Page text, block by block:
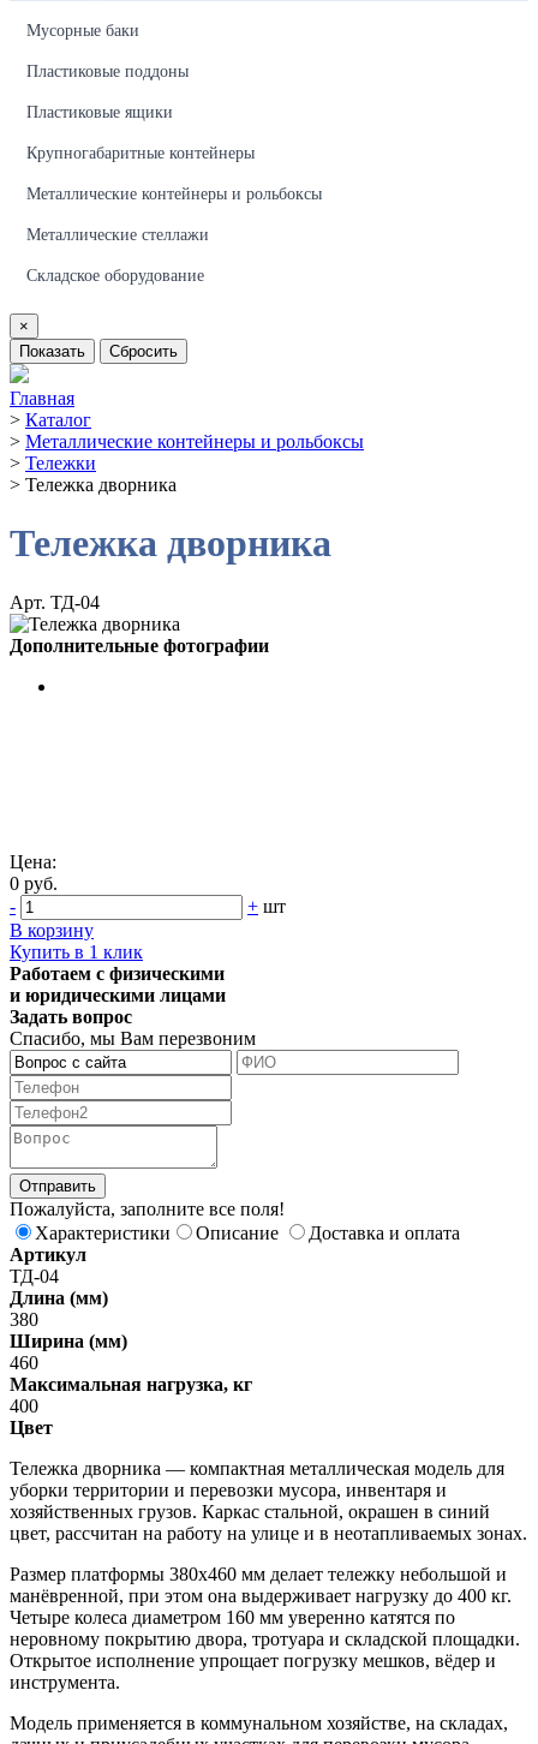
Мусорные баки
Пластиковые поддоны
Пластиковые ящики
Крупногабаритные контейнеры
Металлические контейнеры и рольбоксы
Металлические стеллажи
Складское оборудование
×
Показать
Сбросить
Главная
> Каталог
> Металлические контейнеры и рольбоксы
> Тележки
> Тележка дворника
Тележка дворника
Арт. ТД-04
Дополнительные фотографии
Цена:
0 руб.
-
+ шт
В корзину
Купить в 1 клик
Работаем с физическими
и юридическими лицами
Задать вопрос
Спасибо, мы Вам перезвоним
Пожалуйста, заполните все поля!
Характеристики
Описание
Доставка и оплата
Артикул
ТД-04
Длина (мм)
380
Ширина (мм)
460
Максимальная нагрузка, кг
400
Цвет
Тележка дворника — компактная металлическая модель для
уборки территории и перевозки мусора, инвентаря и
хозяйственных грузов. Каркас стальной, окрашен в синий
цвет, рассчитан на работу на улице и в неотапливаемых зонах.
Размер платформы 380х460 мм делает тележку небольшой и
манёвренной, при этом она выдерживает нагрузку до 400 кг.
Четыре колеса диаметром 160 мм уверенно катятся по
неровному покрытию двора, тротуара и складской площадки.
Открытое исполнение упрощает погрузку мешков, вёдер и
инструмента.
Модель применяется в коммунальном хозяйстве, на складах,